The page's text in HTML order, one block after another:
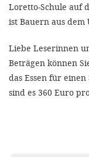
Loretto-Schule auf
ist Bauern aus dem
Liebe Leserinnen
Beträgen können
das Essen für
sind es 360 Euro